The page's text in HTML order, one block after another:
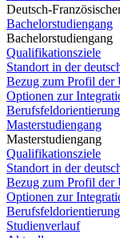
Deutsch-
Bachelorstudiengang
Bachelorstudiengang
Qualifikationsziele
Standort in der
Bezug zum Profil der
Optionen zur
Berufsfeldorientierung
Masterstudiengang
Masterstudiengang
Qualifikationsziele
Standort in der
Bezug zum Profil der
Optionen zur
Berufsfeldorientierung
Studienverlauf